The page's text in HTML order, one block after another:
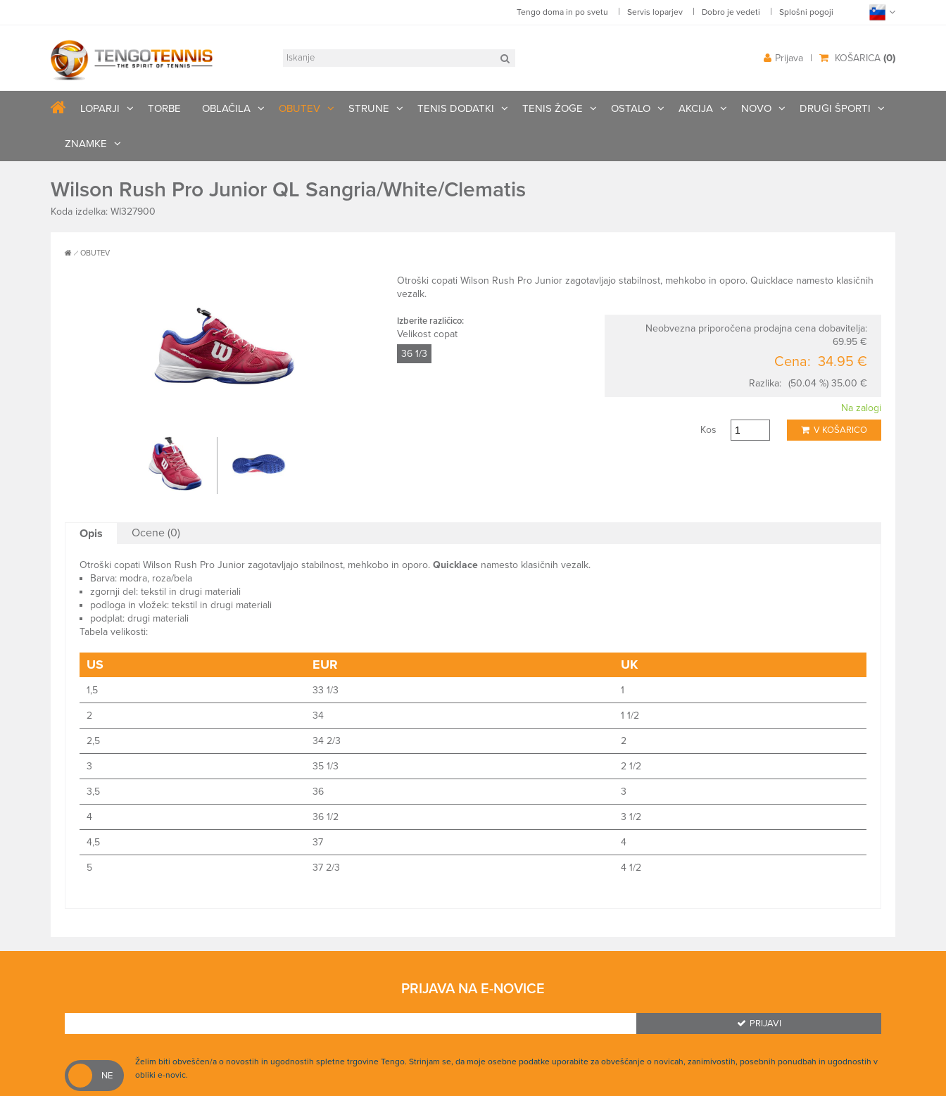
Tengo doma in po svetu | Servis loparjev | Dobro je vedeti | Splošni pogoji
KOŠARICA (0)
|
Prijava
LOPARJI TORBE OBLAČILA OBUTEV STRUNE TENIS DODATKI TENIS ŽOGE OSTALO AKCIJA NOVO DRUGI ŠPORTI
ZNAMKE
Wilson Rush Pro Junior QL Sangria/White/Clematis
Koda izdelka: WI327900
OBUTEV
Otroški copati Wilson Rush Pro Junior zagotavljajo stabilnost, mehkobo in oporo. Quicklace namesto klasičnih
vezalk.
Izberite različico:
Velikost copat
36 1/3
Neobvezna priporočena prodajna cena dobavitelja:
69.95 €
Cena: 34.95 €
Razlika: (50.04 %) 35.00 €
Na zalogi
Kos
V KOŠARICO
Opis Ocene (0)
Otroški copati Wilson Rush Pro Junior zagotavljajo stabilnost, mehkobo in oporo. Quicklace namesto klasičnih vezalk.
Barva: modra, roza/bela
zgornji del: tekstil in drugi materiali
podloga in vložek: tekstil in drugi materiali
podplat: drugi materiali
Tabela velikosti:
US EUR UK
1,5 33 1/3 1
2 34 1 1/2
2,5 34 2/3 2
3 35 1/3 2 1/2
3,5 36 3
4 36 1/2 3 1/2
4,5 37 4
5 37 2/3 4 1/2
PRIJAVA NA E-NOVICE
PRIJAVI
Želim biti obveščen/a o novostih in ugodnostih spletne trgovine Tengo. Strinjam se, da moje osebne podatke uporabite za obveščanje o novicah, zanimivostih, posebnih ponudbah in ugodnostih v
obliki e-novic.